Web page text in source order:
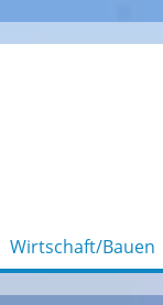
Wirtschaft/Bauen